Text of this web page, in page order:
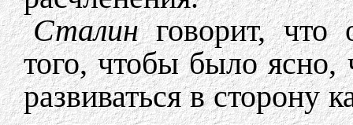
Сталинговорит, что
того, чтобы было
развиваться в сторону